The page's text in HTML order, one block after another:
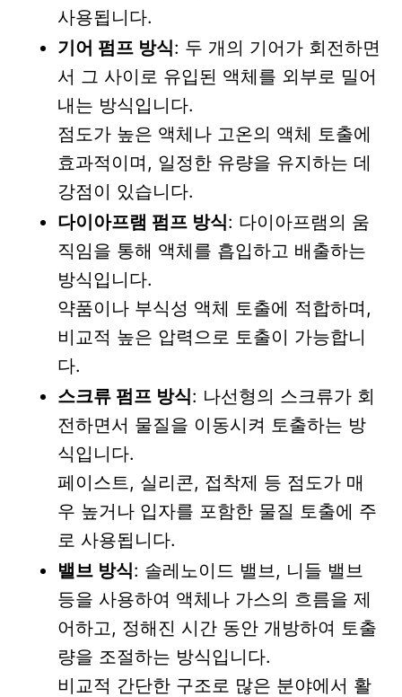
사용됩니다.
기어 펌프 방식: 두 개의 기어가 회전하면
서 그 사이로 유입된 액체를 외부로 밀어
내는 방식입니다.
점도가 높은 액체나 고온의 액체 토출에
효과적이며, 일정한 유량을 유지하는 데
강점이 있습니다.
다이아프램 펌프 방식: 다이아프램의 움
직임을 통해 액체를 흡입하고 배출하는
방식입니다.
약품이나 부식성 액체 토출에 적합하며,
비교적 높은 압력으로 토출이 가능합니
다.
스크류 펌프 방식: 나선형의 스크류가 회
전하면서 물질을 이동시켜 토출하는 방
식입니다.
페이스트, 실리콘, 접착제 등 점도가 매
우 높거나 입자를 포함한 물질 토출에 주
로 사용됩니다.
밸브 방식: 솔레노이드 밸브, 니들 밸브
등을 사용하여 액체나 가스의 흐름을 제
어하고, 정해진 시간 동안 개방하여 토출
량을 조절하는 방식입니다.
비교적 간단한 구조로 많은 분야에서 활